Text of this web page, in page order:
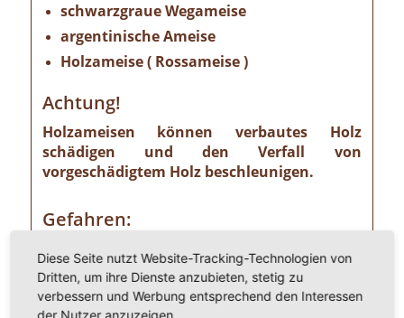
schwarzgraue Wegameise
argentinische Ameise
Holzameise ( Rossameise )
Achtung!
Holzameisen können verbautes Holz
schädigen und den Verfall von
vorgeschädigtem Holz beschleunigen.
Gefahren:
Wer Ameisen im eigenen Heim entdeckt,
sollte die Gefahr ernst nehmen. Einige
Ameisenarten sind nämlich Vorrats- und
Materialschädlinge, von denen ein nicht zu
Diese Seite nutzt Website-Tracking-Technologien von
Dritten, um ihre Dienste anzubieten, stetig zu
verbessern und Werbung entsprechend den Interessen
der Nutzer anzuzeigen.